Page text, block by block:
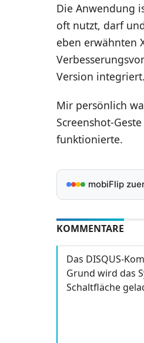
Die Anwendung
oft nutzt, darf
eben erwähnten
Version integriert.
Mir persönlich
Screenshot-
funktionierte.
mobiFlip
KOMMENTARE
Das DISQUS-
Grund wird das
Schaltfläche